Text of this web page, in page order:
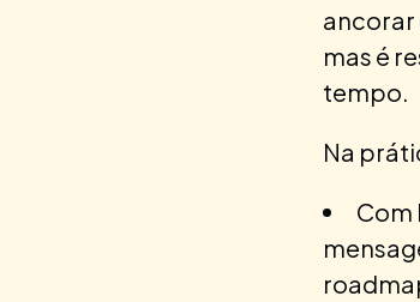
ancorar
mas é
tempo.
Na
Com